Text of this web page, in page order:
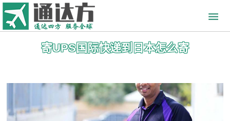
寄UPS国际快递到日本怎么寄